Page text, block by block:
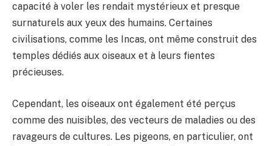
capacité à voler les rendait mystérieux et presque
surnaturels aux yeux des humains. Certaines
civilisations, comme les Incas, ont même construit des
temples dédiés aux oiseaux et à leurs fientes
précieuses.
Cependant, les oiseaux ont également été perçus
comme des nuisibles, des vecteurs de maladies ou des
ravageurs de cultures. Les pigeons, en particulier, ont